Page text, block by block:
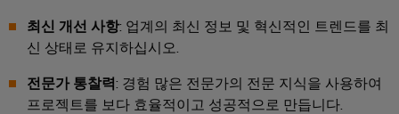
않
으
르
게
더
최신 개선 사항: 업계의 최신 정보 및 혁신적인 트렌드를 최
신 상태로 유지하십시오.
전문가 통찰력: 경험 많은 전문가의 전문 지식을 사용하여
프로젝트를 보다 효율적이고 성공적으로 만듭니다.